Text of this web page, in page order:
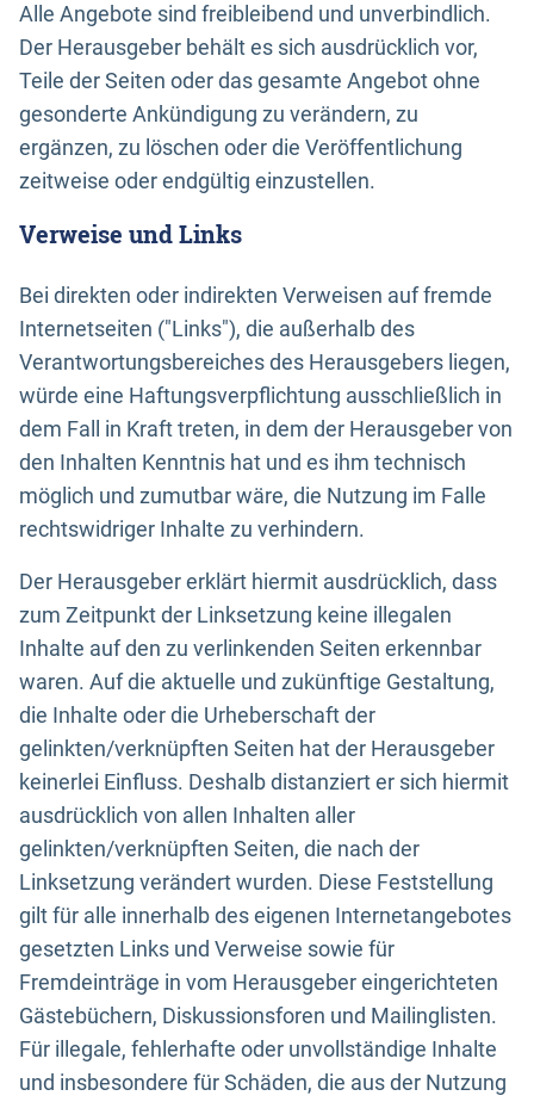
Alle Angebote sind freibleibend und unverbindlich.
Der Herausgeber behält es sich ausdrücklich vor,
Teile der Seiten oder das gesamte Angebot ohne
gesonderte Ankündigung zu verändern, zu
ergänzen, zu löschen oder die Veröffentlichung
zeitweise oder endgültig einzustellen.
Verweise und Links
Bei direkten oder indirekten Verweisen auf fremde
Internetseiten ("Links"), die außerhalb des
Verantwortungsbereiches des Herausgebers liegen,
würde eine Haftungsverpflichtung ausschließlich in
dem Fall in Kraft treten, in dem der Herausgeber von
den Inhalten Kenntnis hat und es ihm technisch
möglich und zumutbar wäre, die Nutzung im Falle
rechtswidriger Inhalte zu verhindern.
Der Herausgeber erklärt hiermit ausdrücklich, dass
zum Zeitpunkt der Linksetzung keine illegalen
Inhalte auf den zu verlinkenden Seiten erkennbar
waren. Auf die aktuelle und zukünftige Gestaltung,
die Inhalte oder die Urheberschaft der
gelinkten/verknüpften Seiten hat der Herausgeber
keinerlei Einfluss. Deshalb distanziert er sich hiermit
ausdrücklich von allen Inhalten aller
gelinkten/verknüpften Seiten, die nach der
Linksetzung verändert wurden. Diese Feststellung
gilt für alle innerhalb des eigenen Internetangebotes
gesetzten Links und Verweise sowie für
Fremdeinträge in vom Herausgeber eingerichteten
Gästebüchern, Diskussionsforen und Mailinglisten.
Für illegale, fehlerhafte oder unvollständige Inhalte
und insbesondere für Schäden, die aus der Nutzung